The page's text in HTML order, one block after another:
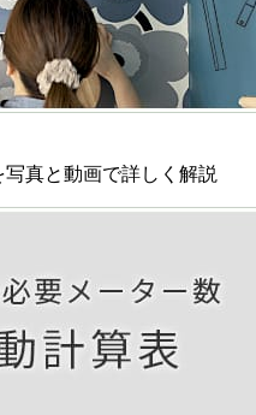
真と動画で詳しく解説